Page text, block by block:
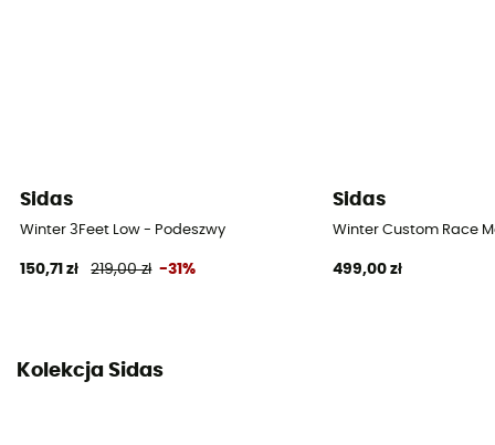
Sidas
Winter 3Feet Low - Podeszwy
150,71 zł 219,00 zł -31%
Sidas
Winter Custom Race
499,00 zł
Kolekcja Sidas